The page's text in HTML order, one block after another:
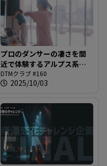
プロのダンサーの凄さを間
近で体験するアルプス系女
子・唐澤恋花＠DTMクラブ
#160
DTMクラブ #160
2025/10/03